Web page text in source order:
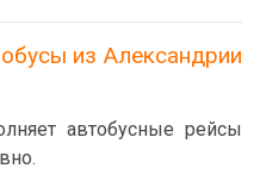
из Александрии
автобусные рейсы